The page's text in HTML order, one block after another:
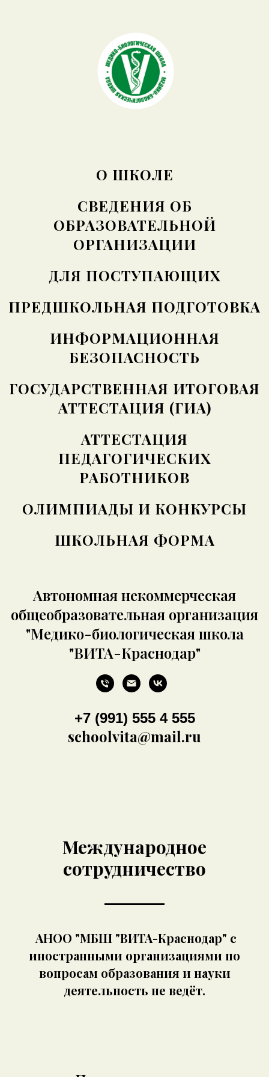
О ШКОЛЕ
СВЕДЕНИЯ ОБ
ОБРАЗОВАТЕЛЬНОЙ
ОРГАНИЗАЦИИ
ДЛЯ ПОСТУПАЮЩИХ
ПРЕДШКОЛЬНАЯ ПОДГОТОВКА
ИНФОРМАЦИОННАЯ
БЕЗОПАСНОСТЬ
ГОСУДАРСТВЕННАЯ ИТОГОВАЯ
АТТЕСТАЦИЯ (ГИА)
АТТЕСТАЦИЯ
ПЕДАГОГИЧЕСКИХ
РАБОТНИКОВ
ОЛИМПИАДЫ И КОНКУРСЫ
ШКОЛЬНАЯ ФОРМА
Автономная некоммерческая
общеобразовательная организация
"Медико-биологическая школа
"ВИТА-Краснодар"
+7 (991) 555 4 555
schoolvita@mail.ru
Международное
сотрудничество
АНОО "МБШ "ВИТА-Краснодар" с
иностранными организациями по
вопросам образования и науки
деятельность не ведёт.